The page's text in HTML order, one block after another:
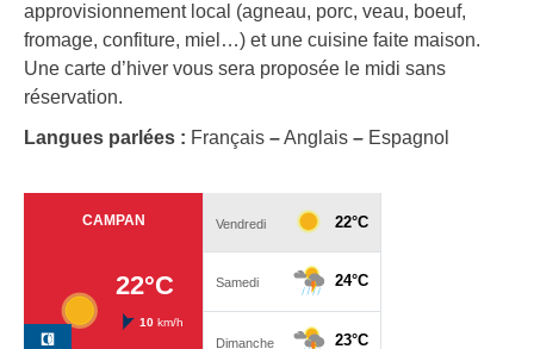
approvisionnement local (agneau, porc, veau, boeuf,
fromage, confiture, miel…) et une cuisine faite maison.
Une carte d’hiver vous sera proposée le midi sans
réservation.
Langues parlées : Français –Anglais – Espagnol